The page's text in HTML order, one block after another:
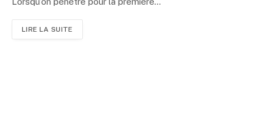
LIRE LA SUITE